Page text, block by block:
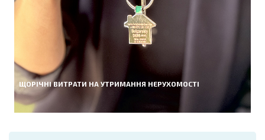
ЩОРІЧНІ ВИТРАТИ НА УТРИМАННЯ НЕРУХОМОСТІ